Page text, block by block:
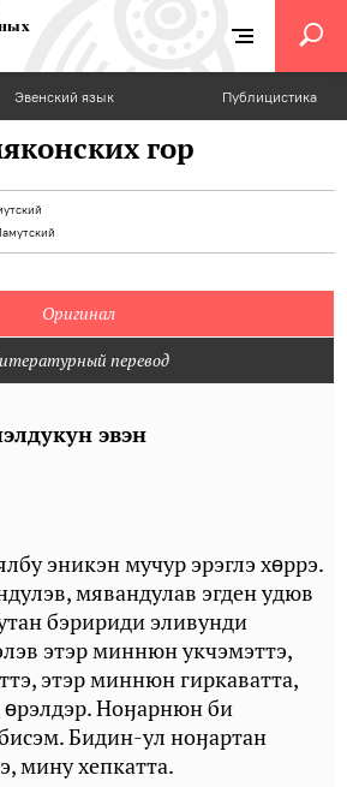
Эвенский язык Публицистика
гор
Оригинал
перевод
эвэн
эникэн мучур эрэглэ хɵррэ.
мявандулав эгден удюв
бэририди эливунди
этэр миннюн укчэмэттэ,
этэр миннюн гиркаватта,
ɵрэлдэр. Ноӈарнюн би
Бидин-ул ноӈартан
мину хепкатта.